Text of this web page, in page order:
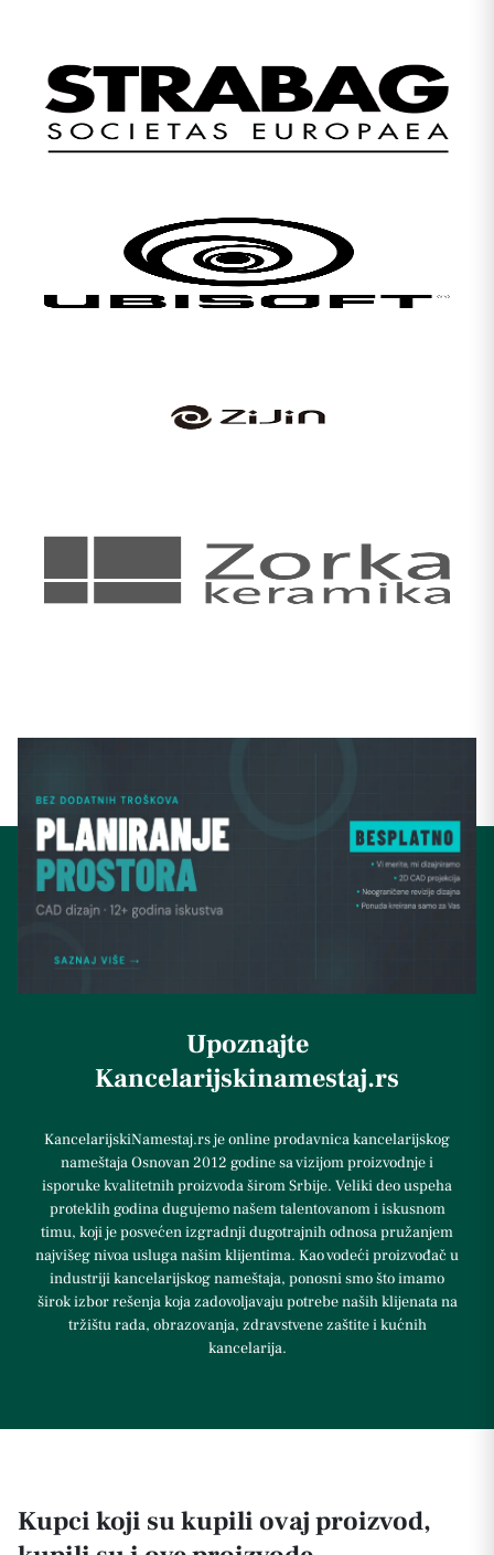
Upoznajte
Kancelarijskinamestaj.rs
KancelarijskiNamestaj.rs je online prodavnica kancelarijskog
nameštaja Osnovan 2012 godine sa vizijom proizvodnje i
isporuke kvalitetnih proizvoda širom Srbije. Veliki deo uspeha
proteklih godina dugujemo našem talentovanom i iskusnom
timu, koji je posvećen izgradnji dugotrajnih odnosa pružanjem
najvišeg nivoa usluga našim klijentima. Kao vodeći proizvođač u
industriji kancelarijskog nameštaja, ponosni smo što imamo
širok izbor rešenja koja zadovoljavaju potrebe naših klijenata na
tržištu rada, obrazovanja, zdravstvene zaštite i kućnih
kancelarija.
Kupci koji su kupili ovaj proizvod,